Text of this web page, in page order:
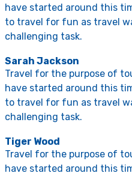
have started around this
to travel for fun as travel
challenging task.
Sarah Jackson
Travel for the purpose of
have started around this
to travel for fun as travel
challenging task.
Tiger Wood
Travel for the purpose of
have started around this